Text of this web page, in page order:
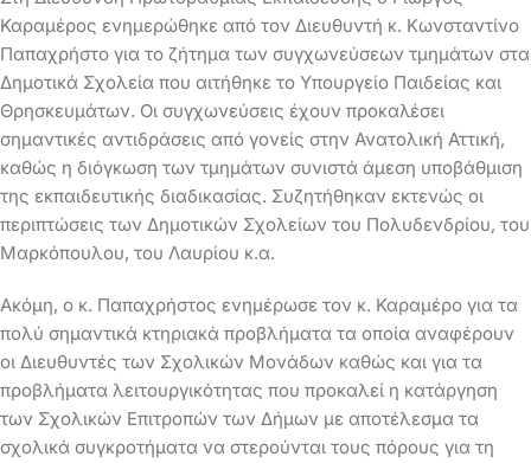
Καραμέρος ενημερώθηκε από τον Διευθυντή κ. Κωνσταντίνο
Παπαχρήστο για το ζήτημα των συγχωνεύσεων τμημάτων στα
Δημοτικά Σχολεία που αιτήθηκε το Υπουργείο Παιδείας και
Θρησκευμάτων. Οι συγχωνεύσεις έχουν προκαλέσει
σημαντικές αντιδράσεις από γονείς στην Ανατολική Αττική,
καθώς η διόγκωση των τμημάτων συνιστά άμεση υποβάθμιση
της εκπαιδευτικής διαδικασίας. Συζητήθηκαν εκτενώς οι
περιπτώσεις των Δημοτικών Σχολείων του Πολυδενδρίου, του
Μαρκόπουλου, του Λαυρίου κ.α.
Ακόμη, ο κ. Παπαχρήστος ενημέρωσε τον κ. Καραμέρο για τα
πολύ σημαντικά κτηριακά προβλήματα τα οποία αναφέρουν
οι Διευθυντές των Σχολικών Μονάδων καθώς και για τα
προβλήματα λειτουργικότητας που προκαλεί η κατάργηση
των Σχολικών Επιτροπών των Δήμων με αποτέλεσμα τα
σχολικά συγκροτήματα να στερούνται τους πόρους για τη